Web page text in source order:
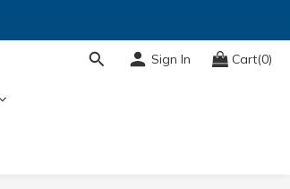
Sign In Cart(0)